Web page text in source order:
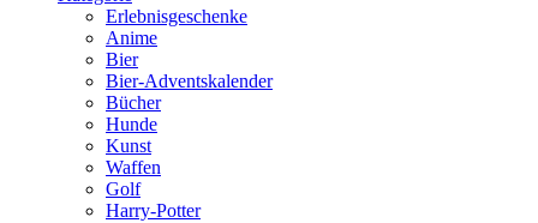
Erlebnisgeschenke
Anime
Bier
Bier-Adventskalender
Bücher
Hunde
Kunst
Waffen
Golf
Harry-Potter